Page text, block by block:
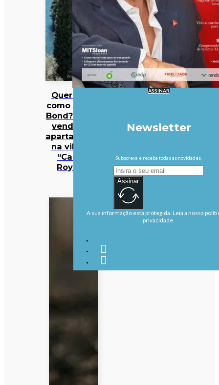
Quer viver
como James
Bond? Está à
venda um
apartamento
na villa de
“Casino
Royale”
ASSINAR
Newsletter
Subscreva e receba todas as novidades.
Assinar
A sua informação está protegida. Leia a nossa
privacidade.